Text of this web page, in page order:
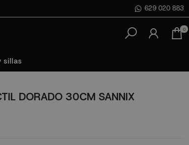
629 020 883
0
sillas
DORADO 30CM SANNIX